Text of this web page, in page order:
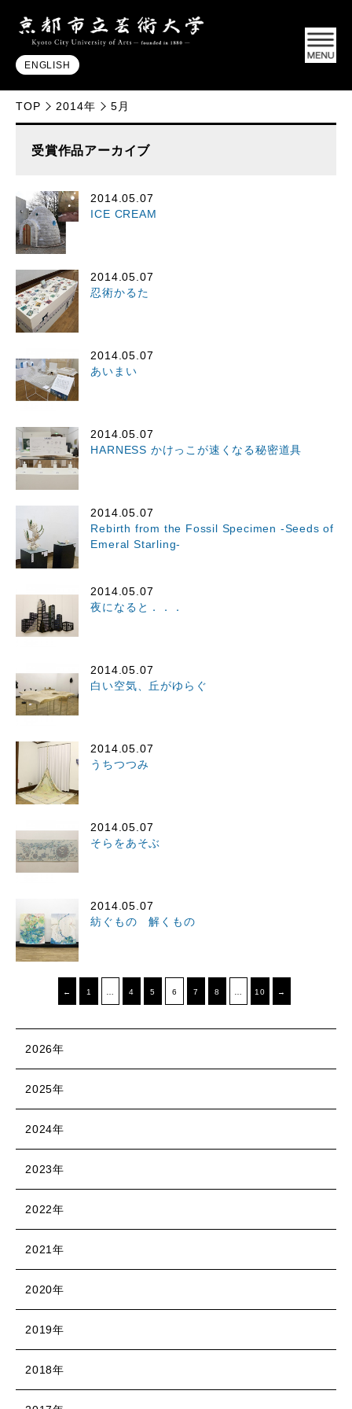
ENGLISH
TOP 2014年 5月
受賞作品アーカイブ
2014.05.07
ICE CREAM
2014.05.07
忍術かるた
2014.05.07
あいまい
2014.05.07
HARNESS かけっこが速くなる秘密道具
2014.05.07
Rebirth from the Fossil Specimen -Seeds of
Emeral Starling-
2014.05.07
夜になると．．．
2014.05.07
白い空気、丘がゆらぐ
2014.05.07
うちつつみ
2014.05.07
そらをあそぶ
2014.05.07
紡ぐもの 解くもの
← 1 4 5 6 7 8 10 →
2026年
2025年
2024年
2023年
2022年
2021年
2020年
2019年
2018年